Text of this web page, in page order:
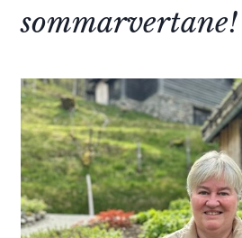
sommarvertane!